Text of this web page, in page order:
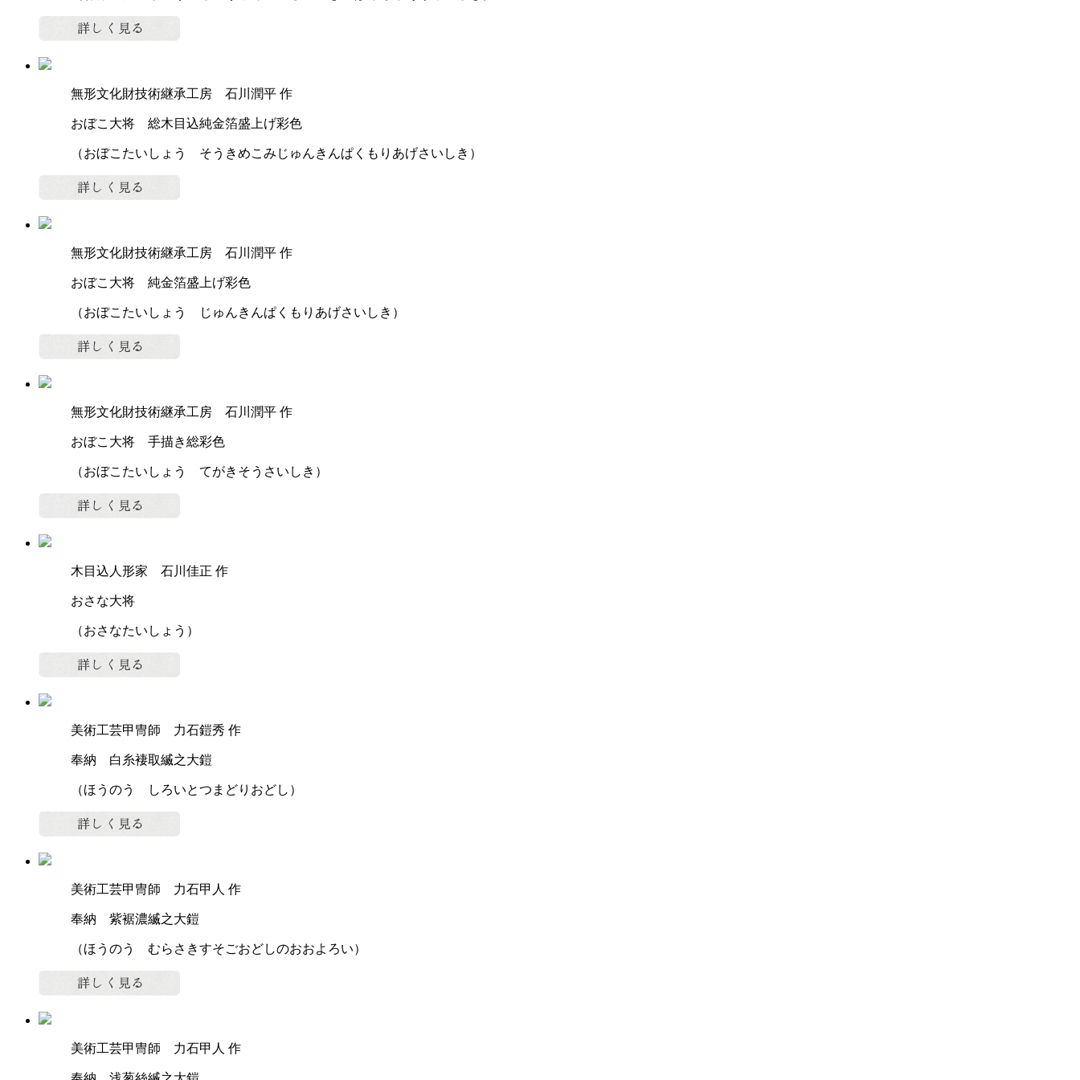
無形文化財技術継承工房 石川潤平 作
おぼこ大将 総木目込純金箔盛上げ彩色
（おぼこたいしょう そうきめこみじゅんきんぱくもりあげさいしき）
無形文化財技術継承工房 石川潤平 作
おぼこ大将 純金箔盛上げ彩色
（おぼこたいしょう じゅんきんぱくもりあげさいしき）
無形文化財技術継承工房 石川潤平 作
おぼこ大将 手描き総彩色
（おぼこたいしょう てがきそうさいしき）
木目込人形家 石川佳正 作
おさな大将
（おさなたいしょう）
美術工芸甲冑師 力石鎧秀 作
奉納 白糸褄取縅之大鎧
（ほうのう しろいとつまどりおどし）
美術工芸甲冑師 力石甲人 作
奉納 紫裾濃縅之大鎧
（ほうのう むらさきすそごおどしのおおよろい）
美術工芸甲冑師 力石甲人 作